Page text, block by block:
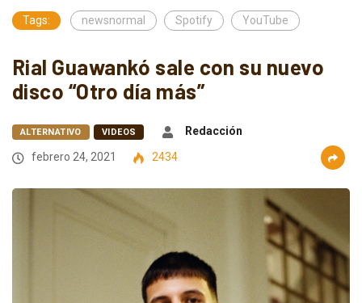
Tags: newsnormal Spotify YouTube
Rial Guawankó sale con su nuevo
disco “Otro día más”
ALTERNATIVO VIDEOS
Redacción
febrero 24, 2021
2434